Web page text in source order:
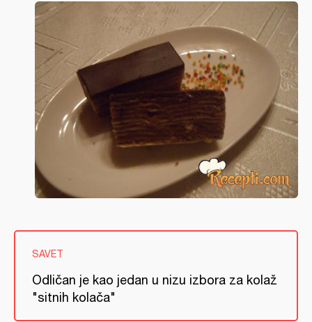
SAVET
Odličan je kao jedan u nizu izbora za kolaž
"sitnih kolača"